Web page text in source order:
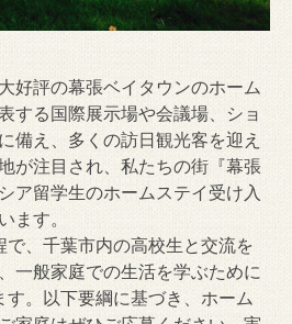
好評の幕張ベイタウンのホーム
する国際展示場や会議場、
ショ
備え、 多くの訪日観光客を迎え
が注目され、 私たちの街『幕張
ア留学生のホームステイ受け入
ます。
で、千葉市内の高校生と交流を
一般家庭での生活を学ぶために
す。以下要綱に基づき、ホーム